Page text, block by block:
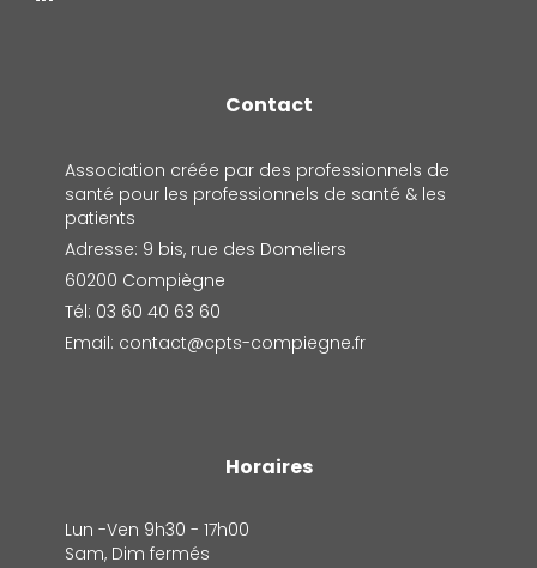
Contact
Association créée par des professionnels de
santé pour les professionnels de santé & les
patients
Adresse: 9 bis, rue des Domeliers
60200 Compiègne
Tél: 03 60 40 63 60
Email: contact@cpts-compiegne.fr
Horaires
Lun -Ven 9h30 - 17h00
Sam, Dim fermés